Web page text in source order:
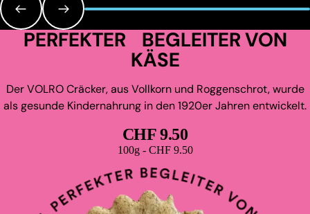
PERFEKTER BEGLEITER VON
KÄSE
Der VOLRO Cräcker, aus Vollkorn und Roggenschrot, wurde
als gesunde Kindernahrung in den 1920er Jahren entwickelt.
CHF 9.50
Grundpreis
100g - CHF 9.50